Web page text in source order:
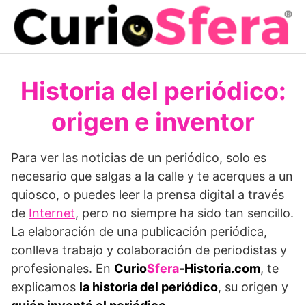
Saltar
contenido
Historia del periódico:
origen e inventor
Para ver las noticias de un periódico, solo es
necesario que salgas a la calle y te acerques a un
quiosco, o puedes leer la prensa digital a través
de Internet, pero no siempre ha sido tan sencillo.
La elaboración de una publicación periódica,
conlleva trabajo y colaboración de periodistas y
profesionales. En CurioSfera-Historia.com, te
explicamos la historia del periódico, su origen y